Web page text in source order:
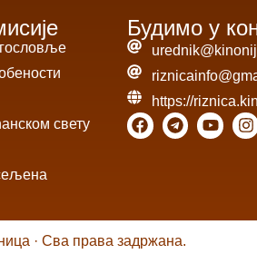
свету
Будимо у
https://
· Сва права задржана.